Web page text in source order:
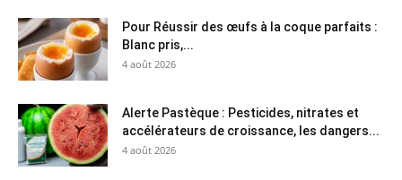
Pour Réussir des œufs à la coque parfaits :
Blanc pris,...
4 août 2026
Alerte Pastèque : Pesticides, nitrates et
accélérateurs de croissance, les dangers...
4 août 2026